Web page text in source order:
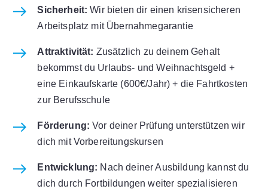
Sicherheit: Wir bieten dir einen krisensicheren
Arbeitsplatz mit Übernahmegarantie
Attraktivität: Zusätzlich zu deinem Gehalt
bekommst du Urlaubs- und Weihnachtsgeld +
eine Einkaufskarte (600€/Jahr) + die Fahrtkosten
zur Berufsschule
Förderung: Vor deiner Prüfung unterstützen wir
dich mit Vorbereitungskursen
Entwicklung: Nach deiner Ausbildung kannst du
dich durch Fortbildungen weiter spezialisieren